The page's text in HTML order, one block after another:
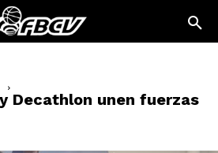
Decathlon unen fuerzas